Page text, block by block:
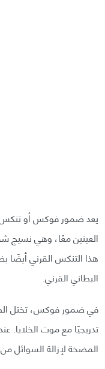
يعد ضمور فوكس أو
العينين معًا، وهي نسيج
هذا التنكس القرني
البطاني القرني.
في ضمور فوكس، تختل
تدريجيًا مع موت الخلايا.
المضخة لإزالة السوائل